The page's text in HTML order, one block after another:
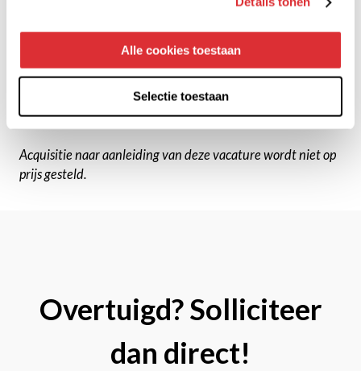
Alle cookies toestaan
Selectie toestaan
passen aan de tijd. Als familiebedrijf doen we dit door
mensen te verbinden en oplossingen op maat aan te
bieden. Door te investeren in de ontwikkeling van onze
mensen en processen bouwen we samen aan
langdurige relaties met zowel klanten als collega’s.
Acquisitie naar aanleiding van deze vacature wordt niet op
prijs gesteld.
Overtuigd? Solliciteer
dan direct!